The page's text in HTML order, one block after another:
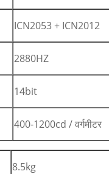
ICN2053 + ICN2012
2880HZ
14bit
400-1200cd / वर्गमीटर
8.5kg